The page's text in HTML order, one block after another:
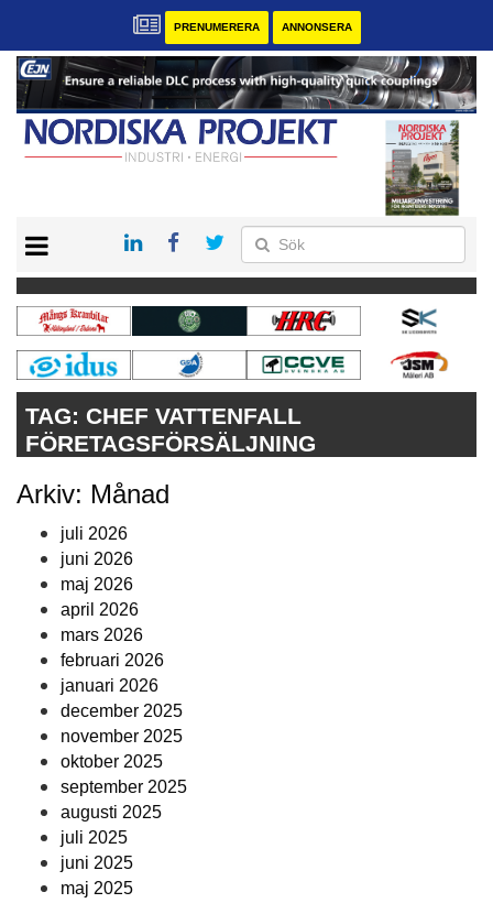
PRENUMERERA ANNONSERA
KONTAKT
VÅRA ANDRA MAGASIN
PRENUMERERA
ANNONSERA
TAG: CHEF VATTENFALL
FÖRETAGSFÖRSÄLJNING
Arkiv: Månad
juli 2026
juni 2026
maj 2026
april 2026
mars 2026
februari 2026
januari 2026
december 2025
november 2025
oktober 2025
september 2025
augusti 2025
juli 2025
juni 2025
maj 2025